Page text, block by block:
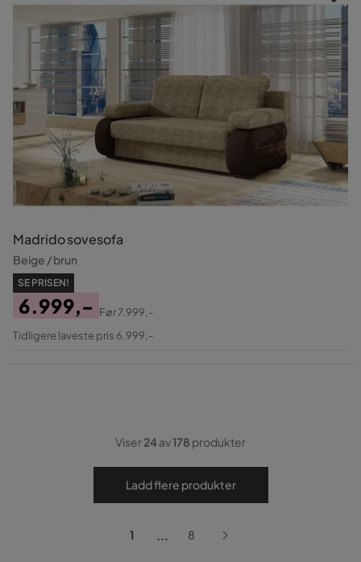
Madrido sovesofa
Beige / brun
SE PRISEN!
Pris
6.999,-
Original
Før7.999,-
Tidligere laveste pris 6.999,-
Viser24av178 produkter
Ladd flere produkter
1 ... 8